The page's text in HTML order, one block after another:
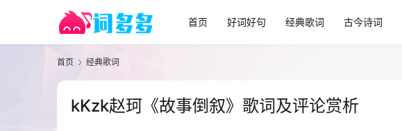
首页 好词好句 经典歌词 古今诗词
首页 经典歌词
kKzk赵珂《故事倒叙》歌词及评论赏析